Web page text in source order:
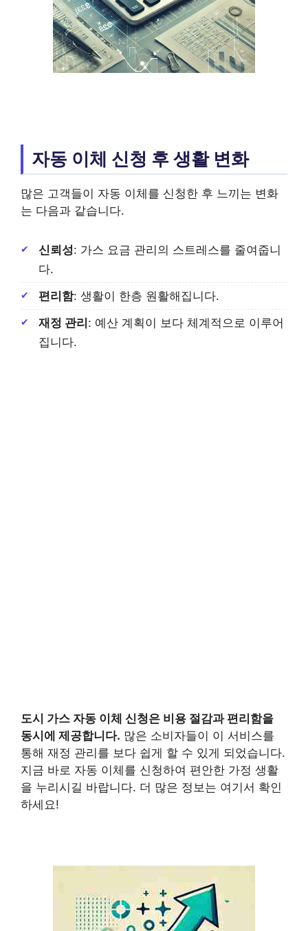
자동 이체 신청 후 생활 변화
많은 고객들이 자동 이체를 신청한 후 느끼는 변화
는 다음과 같습니다.
신뢰성: 가스 요금 관리의 스트레스를 줄여줍니
다.
편리함: 생활이 한층 원활해집니다.
재정 관리 : 예산 계획이 보다 체계적으로 이루어
집니다.
도시 가스 자동 이체 신청은 비용 절감과 편리함을
동시에 제공합니다. 많은 소비자들이 이 서비스를
통해 재정 관리를 보다 쉽게 할 수 있게 되었습니다.
지금 바로 자동 이체를 신청하여 편안한 가정 생활
을 누리시길 바랍니다. 더 많은 정보는 여기서 확인
하세요!